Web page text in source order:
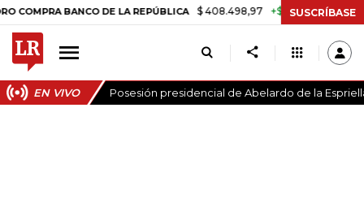
BANCO DE LA REPÚBLICA $ 408.498,97 +$ 8.753,81 +2,19%
SUSCRÍBASE
EN VIVO Posesión presidencial de Abelardo de la